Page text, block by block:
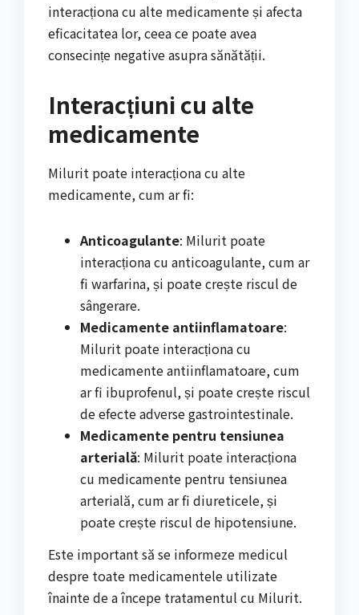
interacționa cu alte medicamente și afecta
eficacitatea lor, ceea ce poate avea
consecințe negative asupra sănătății.
Interacțiuni cu alte
medicamente
Milurit poate interacționa cu alte
medicamente, cum ar fi:
Anticoagulante: Milurit poate
interacționa cu anticoagulante, cum ar
fi warfarina, și poate crește riscul de
sângerare.
Medicamente antiinflamatoare:
Milurit poate interacționa cu
medicamente antiinflamatoare, cum
ar fi ibuprofenul, și poate crește riscul
de efecte adverse gastrointestinale.
Medicamente pentru tensiunea
arterială: Milurit poate interacționa
cu medicamente pentru tensiunea
arterială, cum ar fi diureticele, și
poate crește riscul de hipotensiune.
Este important să se informeze medicul
despre toate medicamentele utilizate
înainte de a începe tratamentul cu Milurit.